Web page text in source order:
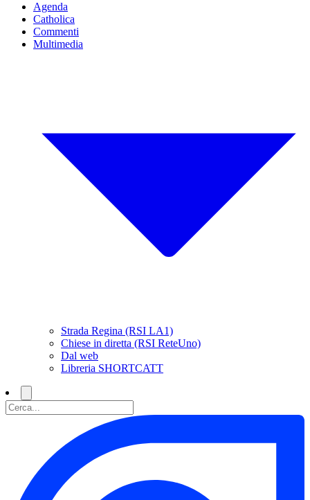
Agenda
Catholica
Commenti
Multimedia
Strada Regina (RSI LA1)
Chiese in diretta (RSI ReteUno)
Dal web
Libreria SHORTCATT